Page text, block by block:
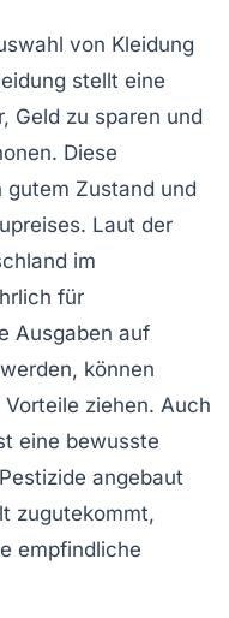
von Kleidung
stellt eine
Geld zu sparen und
Diese
gutem Zustand und
Laut der
im
für
Ausgaben auf
können
ziehen. Auch
eine bewusste
angebaut
zugutekommt,
empfindliche